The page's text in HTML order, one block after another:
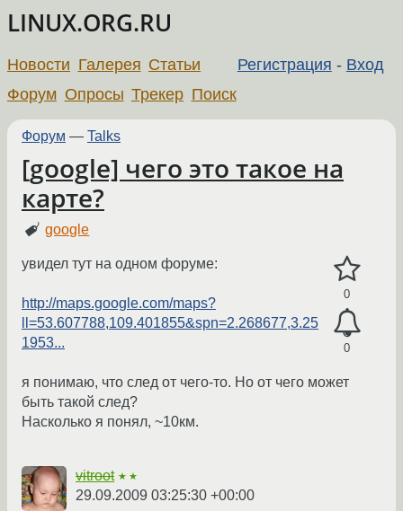
LINUX.ORG.RU
Регистрация - Вход
Новости Галерея Статьи
Форум Опросы Трекер Поиск
Форум — Talks
[google] чего это такое на
карте?
google
0
0
увидел тут на одном форуме:
http://maps.google.com/maps?
ll=53.607788,109.401855&spn=2.268677,3.25
1953...
я понимаю, что след от чего-то. Но от чего может
быть такой след?
Насколько я понял, ~10км.
vitroot ★★
29.09.2009 03:25:30 +00:00